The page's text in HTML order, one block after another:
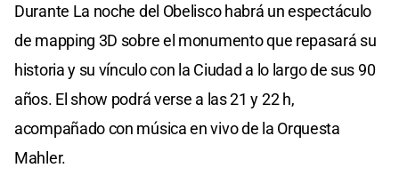
Durante La noche del Obelisco habrá un espectáculo
de mapping 3D sobre el monumento que repasará su
historia y su vínculo con la Ciudad a lo largo de sus 90
años. El show podrá verse a las 21 y 22 h,
acompañado con música en vivo de la Orquesta
Mahler.